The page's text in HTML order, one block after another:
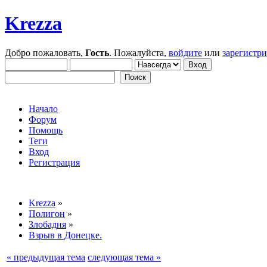
Krezza
Добро пожаловать, Гость. Пожалуйста, войдите или
Начало
Форум
Помощь
Теги
Вход
Регистрация
Krezza »
Полигон »
Злобадня »
Взрыв в Донецке.
« предыдущая тема следующая тема »